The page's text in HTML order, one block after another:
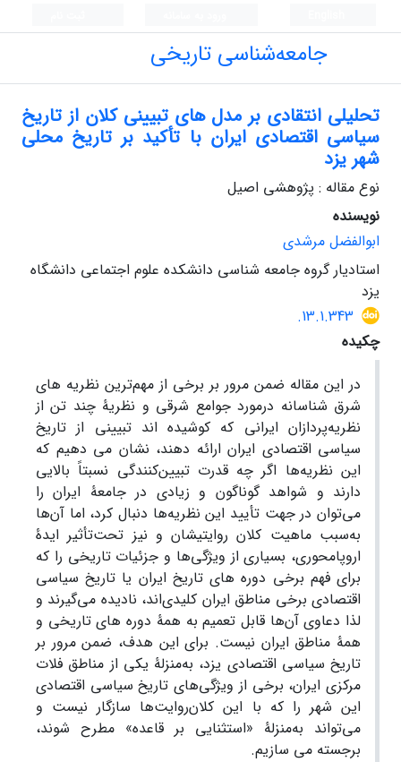
جامعه‌شناسی تاریخی
تحلیلی انتقادی بر مدل های تبیینی کلان از تاریخ
سیاسی اقتصادی ایران با تأکید بر تاریخ محلی
شهر یزد
نوع مقاله : پژوهشی اصیل
نویسنده
ابوالفضل مرشدی
استادیار گروه جامعه شناسی دانشکده علوم اجتماعی دانشگاه
یزد
.13.1.343
چکیده
در این مقاله ضمن مرور بر برخی از مهم‌ترین نظریه­ های
شرق­ شناسانه درمورد جوامع شرقی و نظریۀ چند تن از
نظریه‌پردازان ایرانی که کوشیده اند تبیینی از تاریخ
سیاسی اقتصادی ایران ارائه دهند، نشان می دهیم که
این نظریه‌ها اگر چه قدرت تبیین‌کنندگی نسبتاً بالایی
دارند و شواهد گوناگون و زیادی در جامعۀ ایران را
می‌توان در جهت تأیید این نظریه‌ها دنبال کرد، اما آن‌ها
به‌سبب ماهیت کلان­ روایتی­شان و نیز تحت‌تأثیر ایدۀ
اروپامحوری، بسیاری از ویژگی‌ها و جزئیات تاریخی را که
برای فهم برخی دوره­ های تاریخ ایران یا تاریخ سیاسی
اقتصادی برخی مناطق ایران کلیدی‌اند، نادیده می‌گیرند و
لذا دعاوی آن‌ها قابل تعمیم به همۀ دوره ­های تاریخی و
همۀ مناطق ایران نیست. برای این هدف، ضمن مرور بر
تاریخ سیاسی اقتصادی یزد، به‌منزلۀ یکی از مناطق فلات
مرکزی ایران، برخی از ویژگی‌های تاریخ سیاسی اقتصادی
این شهر را که با این کلان‌روایت‌ها سازگار نیست و
می‌تواند به‌منزلۀ «استثنایی بر قاعده» مطرح شوند،
برجسته می ­سازیم.